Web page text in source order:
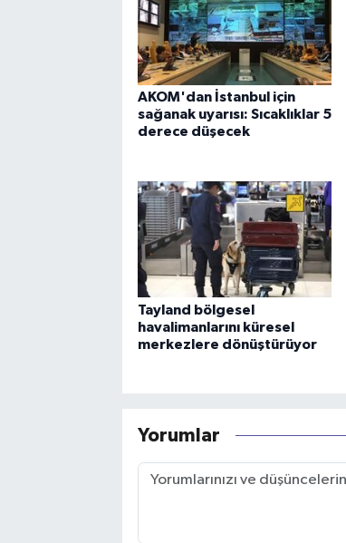
AKOM'dan İstanbul için
sağanak uyarısı: Sıcaklıklar 5
derece düşecek
Tayland bölgesel
havalimanlarını küresel
merkezlere dönüştürüyor
Yorumlar